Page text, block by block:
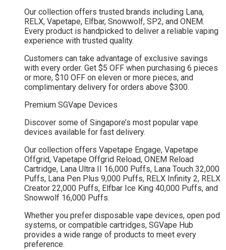
Our collection offers trusted brands including Lana,
RELX, Vapetape, Elfbar, Snowwolf, SP2, and ONEM.
Every product is handpicked to deliver a reliable vaping
experience with trusted quality.
Customers can take advantage of exclusive savings
with every order. Get $5 OFF when purchasing 6 pieces
or more, $10 OFF on eleven or more pieces, and
complimentary delivery for orders above $300.
Premium SGVape Devices
Discover some of Singapore’s most popular vape
devices available for fast delivery.
Our collection offers Vapetape Engage, Vapetape
Offgrid, Vapetape Offgrid Reload, ONEM Reload
Cartridge, Lana Ultra II 16,000 Puffs, Lana Touch 32,000
Puffs, Lana Pen Plus 9,000 Puffs, RELX Infinity 2, RELX
Creator 22,000 Puffs, Elfbar Ice King 40,000 Puffs, and
Snowwolf 16,000 Puffs.
Whether you prefer disposable vape devices, open pod
systems, or compatible cartridges, SGVape Hub
provides a wide range of products to meet every
preference.